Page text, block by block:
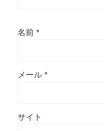
名前 *
メール *
サイト